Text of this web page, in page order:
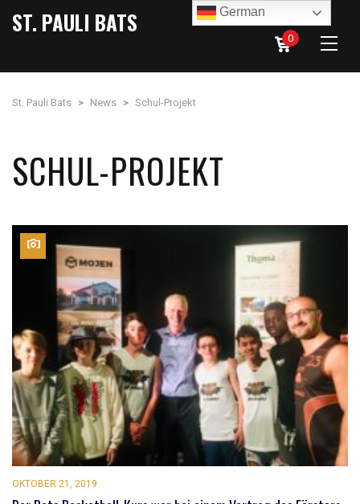
ST. PAULI BATS
0
St. Pauli Bats > News > Schul-Projekt
SCHUL-PROJEKT
OKTOBER 21, 2019
German